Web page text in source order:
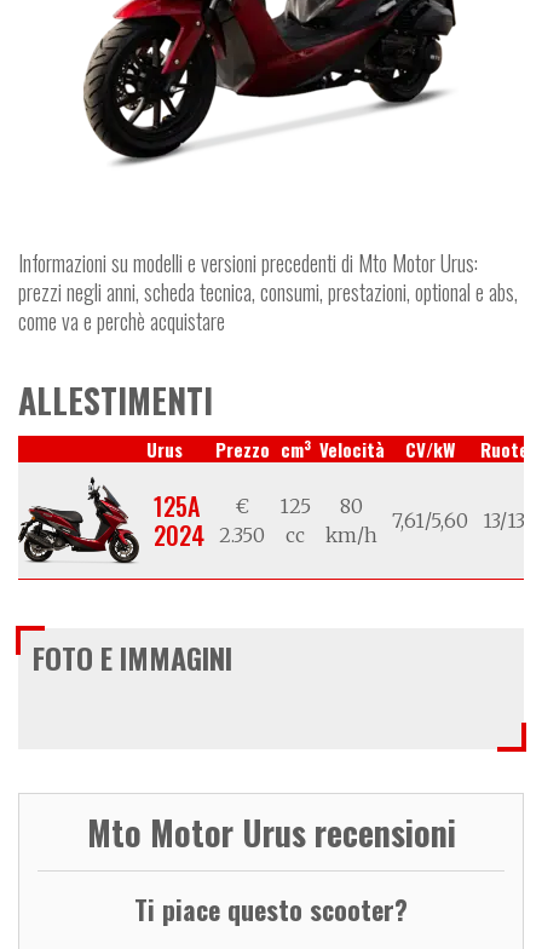
Informazioni su modelli e versioni precedenti di Mto Motor Urus:
prezzi negli anni, scheda tecnica, consumi, prestazioni, optional e abs,
come va e perchè acquistare
ALLESTIMENTI
Urus Prezzo cm3 Velocità CV/kW Ruote
125A
2024
€
2.350
125
cc
80
km/h
7,61/5,60 13/13
FOTO E IMMAGINI
Mto Motor Urus recensioni
Ti piace questo scooter?